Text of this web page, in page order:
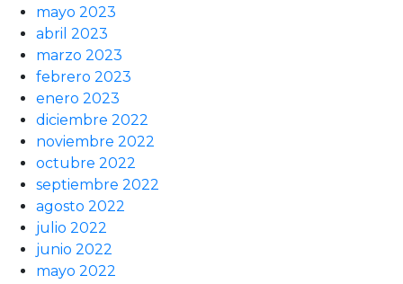
mayo 2023
abril 2023
marzo 2023
febrero 2023
enero 2023
diciembre 2022
noviembre 2022
octubre 2022
septiembre 2022
agosto 2022
julio 2022
junio 2022
mayo 2022